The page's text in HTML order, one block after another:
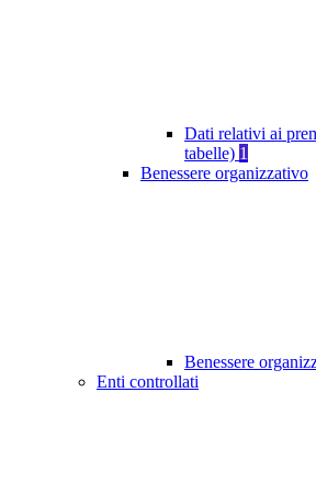
Dati relativi ai
tabelle) 1
Benessere organizzativo
Benessere
Enti controllati